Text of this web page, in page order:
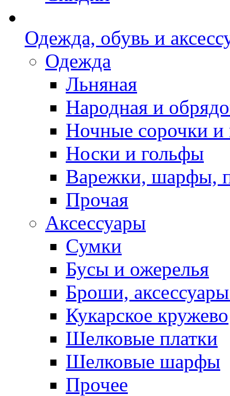
Одежда, обувь и
Одежда
Льняная
Народная и
Ночные сорочки
Носки и гольфы
Варежки, шарфы,
Прочая
Аксессуары
Сумки
Бусы и ожерелья
Броши,
Кукарское кружево
Шелковые платки
Шелковые шарфы
Прочее